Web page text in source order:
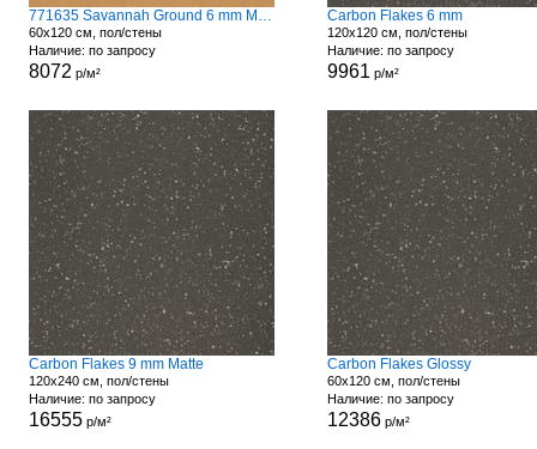
771635 Savannah Ground 6 mm Matte
60x120 см, пол/стены
Наличие: по запросу
8072 р/м²
Carbon Flakes 6 mm
120x120 см, пол/стены
Наличие: по запросу
9961 р/м²
Carbon Flakes 9 mm Matte
120x240 см, пол/стены
Наличие: по запросу
16555р/м²
Carbon Flakes Glossy
60x120 см, пол/стены
Наличие: по запросу
12386р/м²